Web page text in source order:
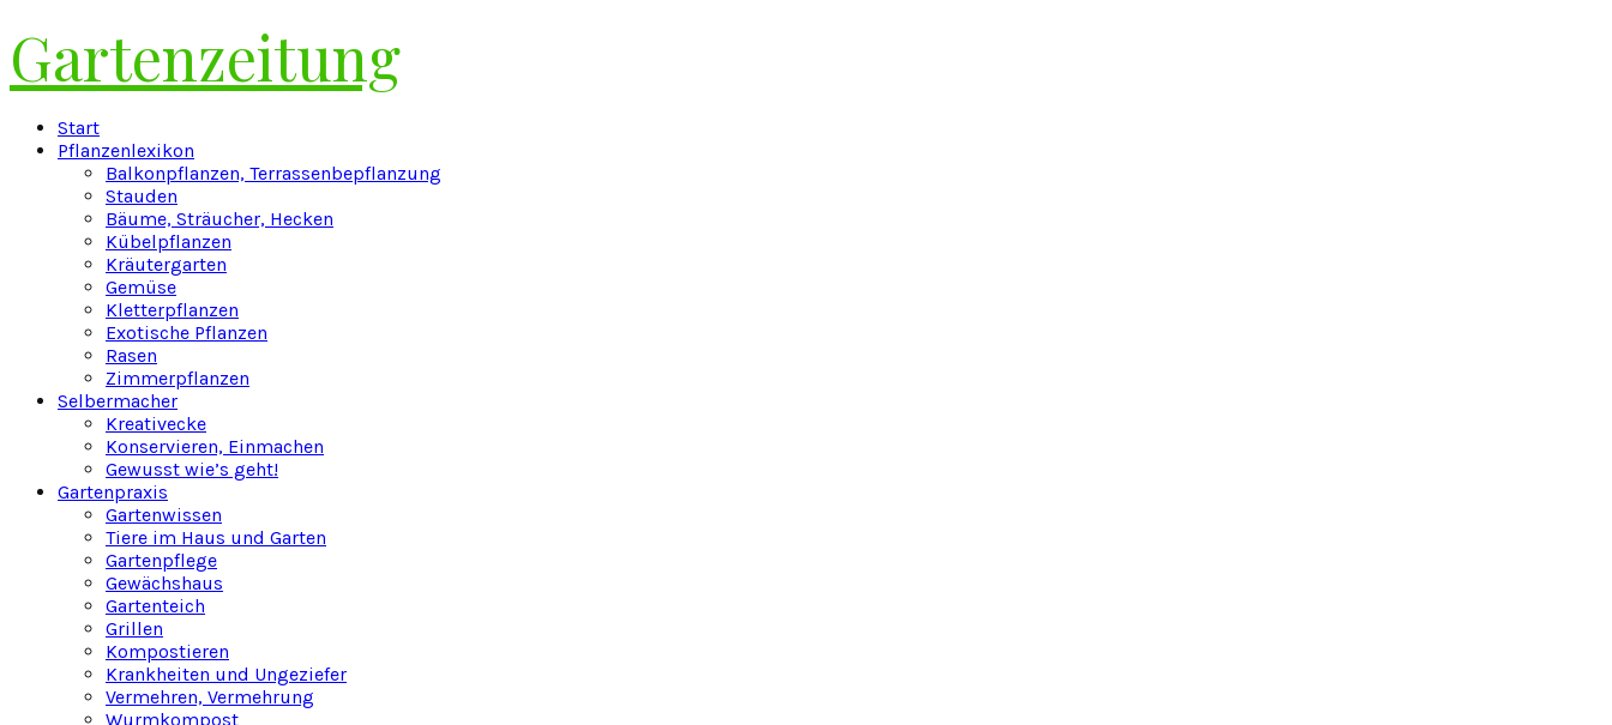
Gartenzeitung
Start
Pflanzenlexikon
Balkonpflanzen, Terrassenbepflanzung
Stauden
Bäume, Sträucher, Hecken
Kübelpflanzen
Kräutergarten
Gemüse
Kletterpflanzen
Exotische Pflanzen
Rasen
Zimmerpflanzen
Selbermacher
Kreativecke
Konservieren, Einmachen
Gewusst wie’s geht!
Gartenpraxis
Gartenwissen
Tiere im Haus und Garten
Gartenpflege
Gewächshaus
Gartenteich
Grillen
Kompostieren
Krankheiten und Ungeziefer
Vermehren, Vermehrung
Wurmkompost